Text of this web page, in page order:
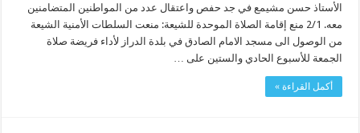
الأستاذ حسن مشيمع في جد حفص واعتقال عدد من المواطنين المتضامنين
معه. 2/1 منع إقامة الصلاة الموحدة للشيعة: منعت السلطات الأمنية الشيعة
من الوصول الى مسجد الامام الصادق في بلدة الدراز لأداء فريضة صلاة
الجمعة للأسبوع الحادي والستين على …
أكمل القراءة »